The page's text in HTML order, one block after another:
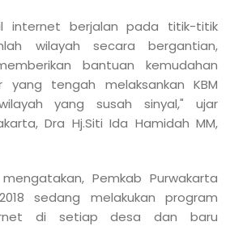
internet berjalan pada titik-titik
wilayah secara bergantian,
bantuan kemudahan
yang tengah melaksankan KBM
yang susah sinyal," ujar
Dra Hj.Siti Ida Hamidah MM,
Pemkab Purwakarta
sedang melakukan program
di setiap desa dan baru